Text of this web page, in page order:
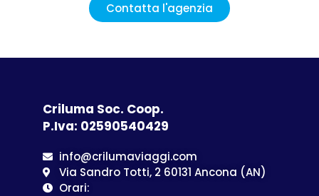
Contatta l'agenzia
Criluma Soc. Coop.
P.Iva: 02590540429
info@crilumaviaggi.com
Via Sandro Totti, 2 60131 Ancona (AN)
Orari: